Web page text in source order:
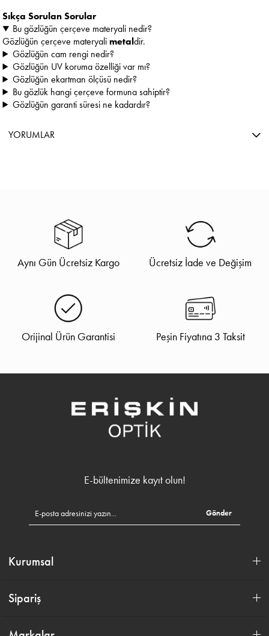
Sıkça Sorulan Sorular
Bu gözlüğün çerçeve materyali nedir?
Gözlüğün çerçeve materyalimetaldir.
Gözlüğün cam rengi nedir?
Gözlüğün UV koruma özelliği var mı?
Gözlüğün ekartman ölçüsü nedir?
Bu gözlük hangi çerçeve formuna sahiptir?
Gözlüğün garanti süresi ne kadardır?
YORUMLAR
Aynı Gün Ücretsiz Kargo Ücretsiz İade ve Değişim
Orijinal Ürün Garantisi Peşin Fiyatına 3 Taksit
E-bültenimize kayıt olun!
Gönder
Kurumsal
Sipariş